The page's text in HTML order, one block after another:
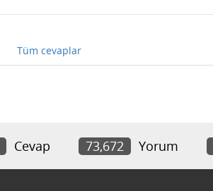
Tüm cevaplar
Cevap 73,672 Yorum